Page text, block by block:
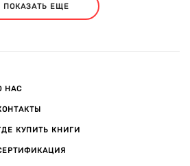
ПОКАЗАТЬ ЕЩЕ
НАС
КУПИТЬ КНИГИ